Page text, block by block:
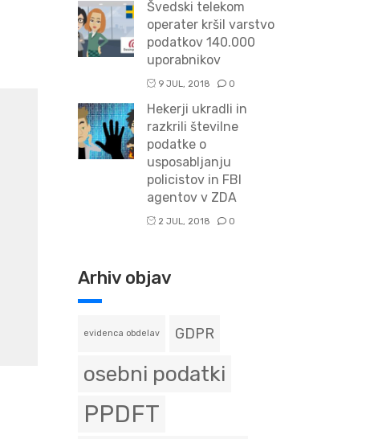
Švedski telekom
operater kršil varstvo
podatkov 140.000
uporabnikov
9 JUL, 2018 0
Hekerji ukradli in
razkrili številne
podatke o
usposabljanju
policistov in FBI
agentov v ZDA
2 JUL, 2018 0
Arhiv objav
evidenca obdelav GDPR
osebni podatki
PPDFT